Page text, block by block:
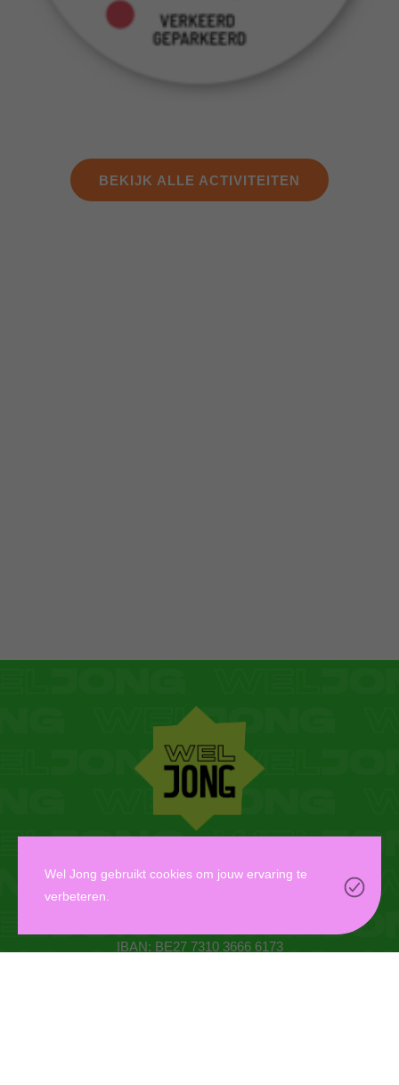
BEKIJK ALLE ACTIVITEITEN
IBAN: BE27 7310 3666 6173
Wel Jong gebruikt cookies om jouw ervaring te
verbeteren.